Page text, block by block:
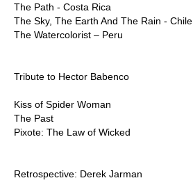
The Path - Costa Rica
The Sky, The Earth And The Rain - Chile
The Watercolorist – Peru
Tribute to Hector Babenco
Kiss of Spider Woman
The Past
Pixote: The Law of Wicked
Retrospective: Derek Jarman